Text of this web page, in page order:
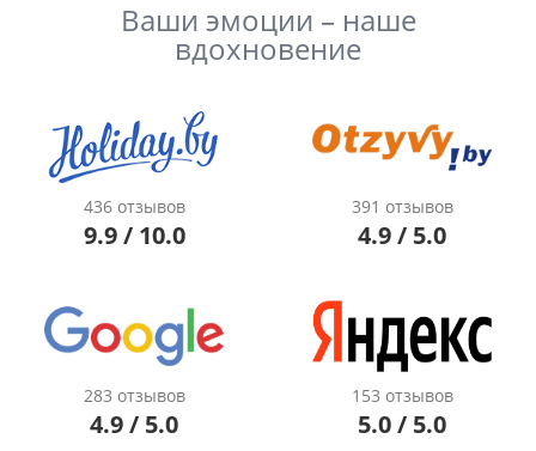
Ваши эмоции – наше
вдохновение
436 отзывов
9.9 / 10.0
391 отзывов
4.9 / 5.0
283 отзывов
4.9 / 5.0
153 отзывов
5.0 / 5.0